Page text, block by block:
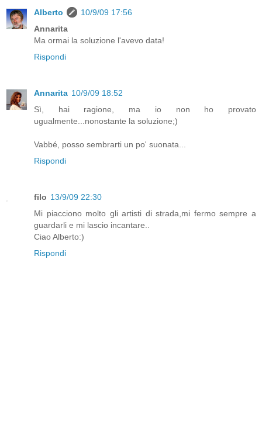
Alberto
10/9/09 17:56
Annarita
Ma ormai la soluzione l'avevo data!
Rispondi
Annarita 10/9/09 18:52
Sì, hai ragione, ma io non ho provato
ugualmente...nonostante la soluzione;)
Vabbé, posso sembrarti un po' suonata...
Rispondi
filo 13/9/09 22:30
Mi piacciono molto gli artisti di strada,mi fermo sempre a
guardarli e mi lascio incantare..
Ciao Alberto:)
Rispondi